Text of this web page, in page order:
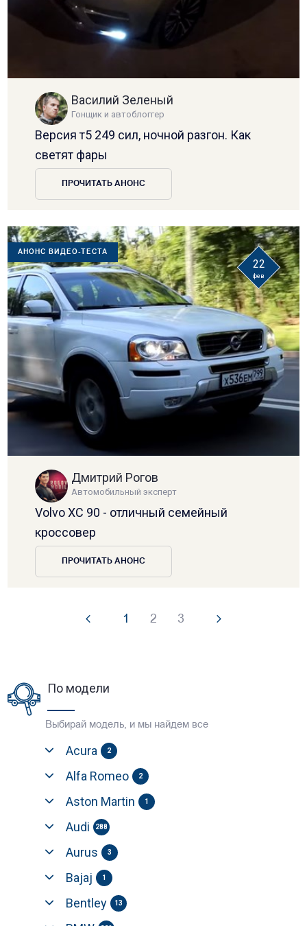
Василий Зеленый
Гонщик и автоблоггер
Версия т5 249 сил, ночной разгон. Как
светят фары
ПРОЧИТАТЬ АНОНС
АНОНС ВИДЕО-ТЕСТА
22
фев
Дмитрий Рогов
Автомобильный эксперт
Volvo XC 90 - отличный семейный
кроссовер
ПРОЧИТАТЬ АНОНС
1 2 3
По модели
Выбирай модель, и мы найдем все
Acura 2
Alfa Romeo 2
Aston Martin 1
Audi 288
Aurus 3
Bajaj 1
Bentley 13